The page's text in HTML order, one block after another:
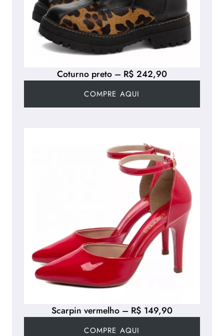
Coturno preto – R$ 242,90
COMPRE AQUI
Scarpin vermelho – R$ 149,90
COMPRE AQUI